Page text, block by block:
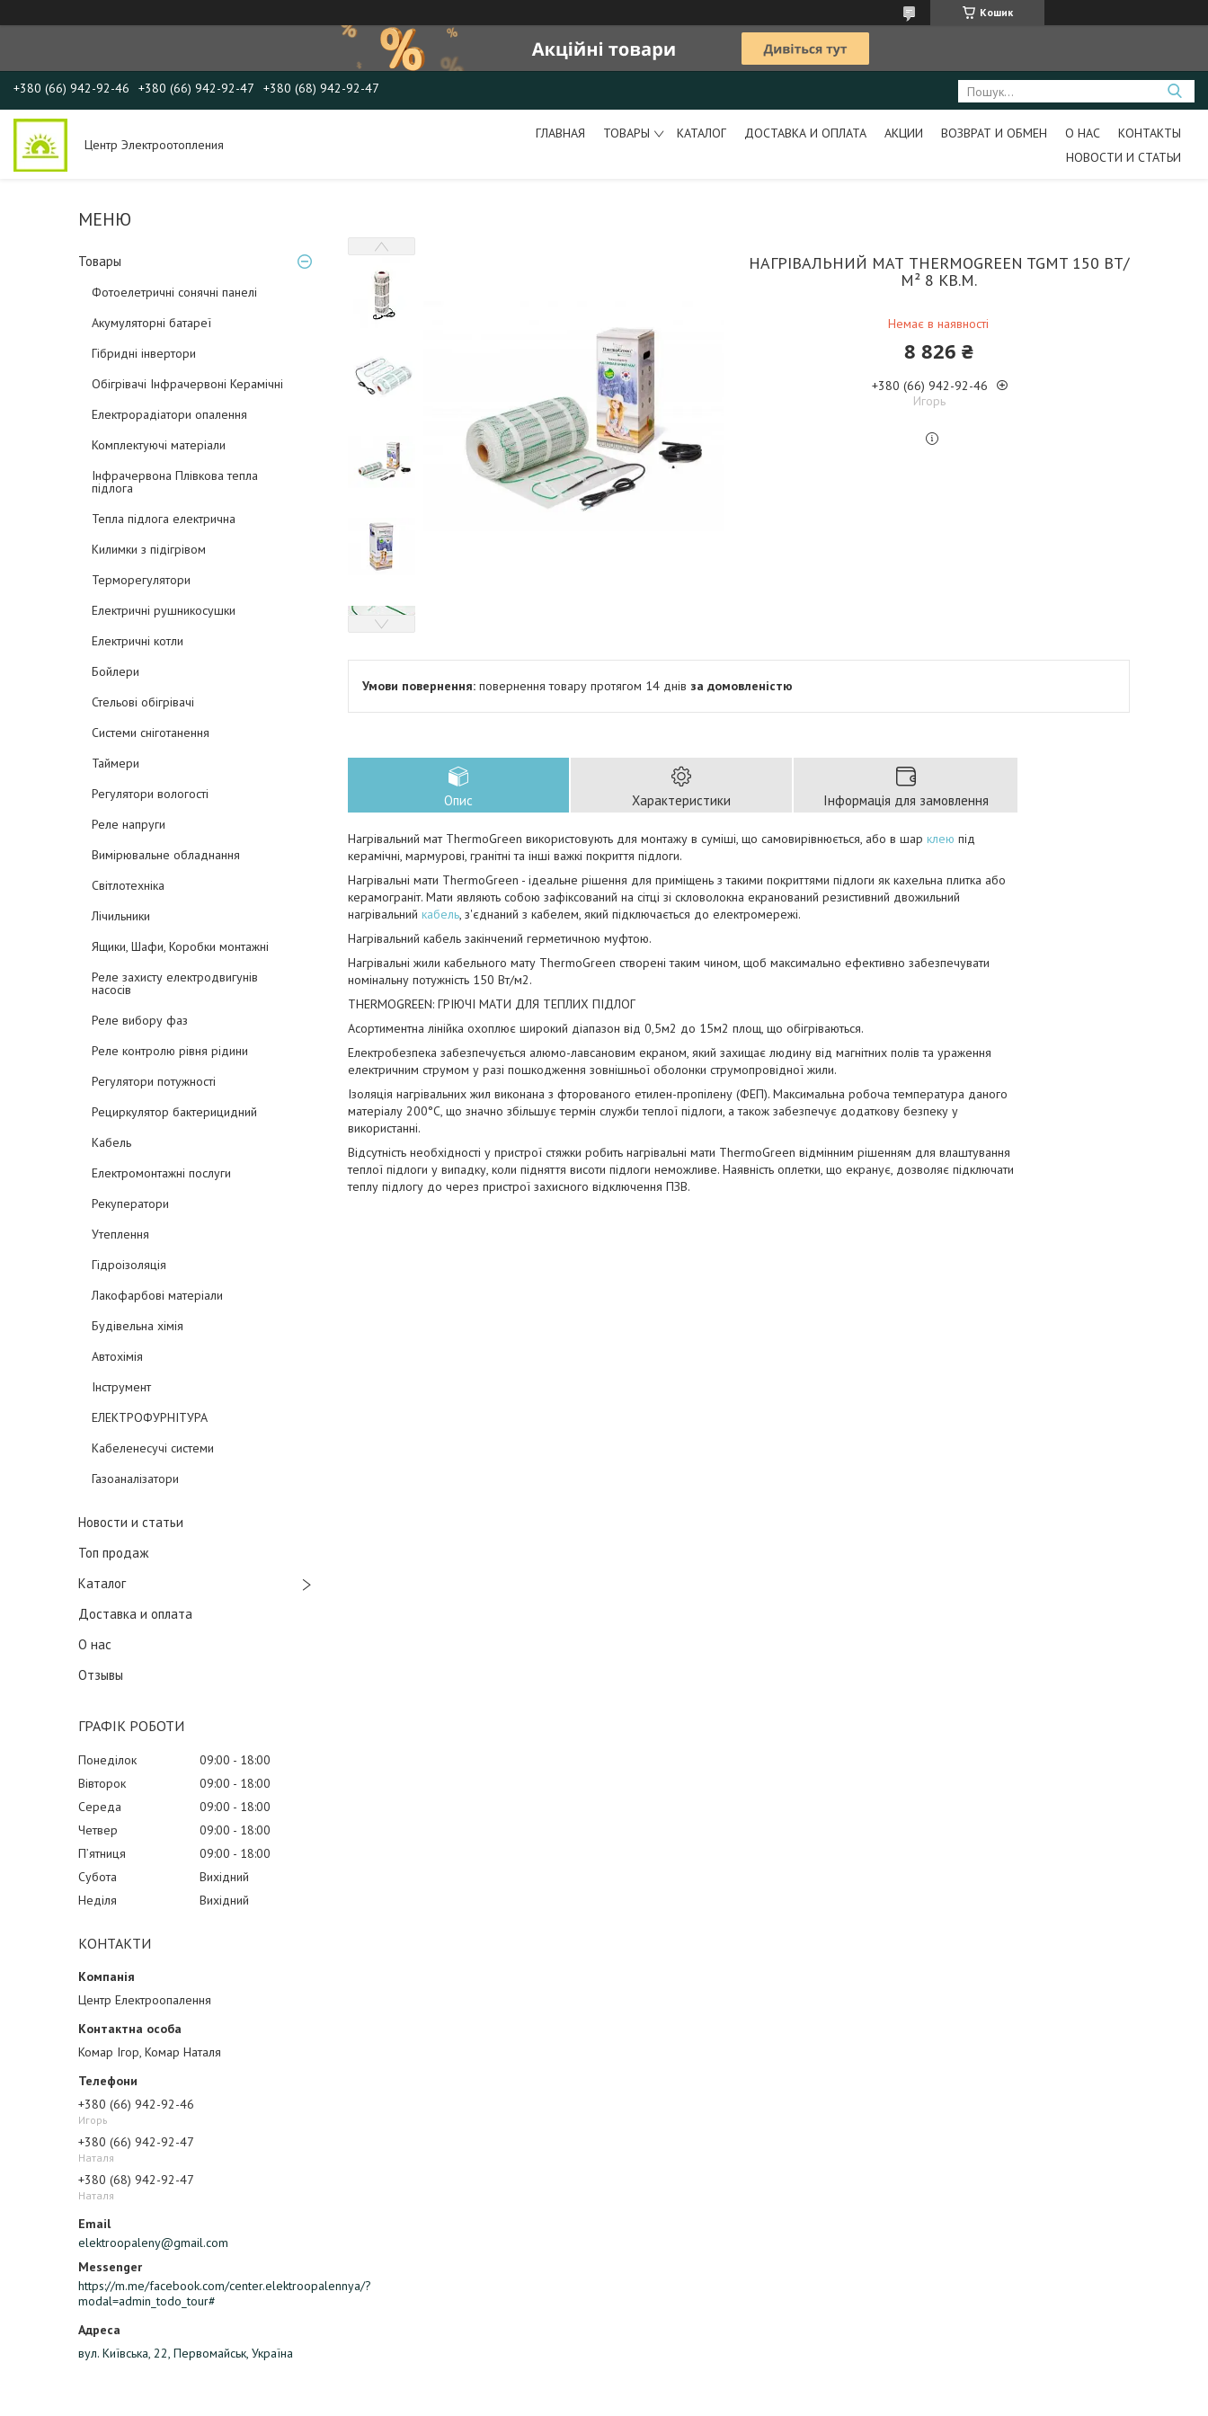
Кошик
+380 (66) 942-92-46 +380 (66) 942-92-47 +380 (68) 942-92-47
Центр Электроотопления
ГЛАВНАЯ ТОВАРЫ КАТАЛОГ ДОСТАВКА И ОПЛАТА АКЦИИ ВОЗВРАТ И ОБМЕН О НАС
КОНТАКТЫ
НОВОСТИ И СТАТЬИ
Товары
Фотоелетричні cонячні панелі
Акумуляторні батареї
Гібридні інвертори
Обігрівачі Інфрачервоні Керамічні
Електрорадіатори опалення
Комплектуючі матеріали
Інфрачервона Плівкова тепла
підлога
Тепла підлога електрична
Килимки з підігрівом
Терморегулятори
Електричні рушникосушки
Електричні котли
Бойлери
Стельові обігрівачі
Системи сніготанення
Таймери
Регулятори вологості
Реле напруги
Вимірювальне обладнання
Світлотехніка
Лічильники
Ящики, Шафи, Коробки монтажні
Реле захисту електродвигунів
насосів
Реле вибору фаз
Реле контролю рівня рідини
Регулятори потужності
Рециркулятор бактерицидний
Кабель
Електромонтажні послуги
Рекуператори
Утеплення
Гідроізоляція
Лакофарбові матеріали
Будівельна хімія
Автохімія
Інструмент
ЕЛЕКТРОФУРНІТУРА
Кабеленесучі системи
Газоаналізатори
Новости и статьи
Топ продаж
Каталог
Доставка и оплата
О нас
Отзывы
ГРАФІК РОБОТИ
Понеділок 09:00
18:00
Вівторок
09:00
18:00
Середа
09:00
18:00
Четвер
09:00
18:00
Пʼятниця
09:00
18:00
Субота
Вихідний
Неділя
Вихідний
КОНТАКТИ
Центр Електроопалення
Комар Ігор, Комар Наталя
+380 (66) 942-92-46
Игорь
+380 (66) 942-92-47
Наталя
+380 (68) 942-92-47
Наталя
elektroopaleny@gmail.com
https://m.me/facebook.com/center.elektroopalennya/?
modal=admin_todo_tour#
вул. Київська, 22, Первомайськ, Україна
НАГРІВАЛЬНИЙ МАТ THERMOGREEN TGMT 150 ВТ/
М² 8 КВ.М.
Немає в наявності
8 826 ₴
+380 (66) 942-92-46
Игорь
повернення товару протягом 14 днів за домовленістю
Опис Характеристики Інформація для замовлення
Нагрівальний мат ThermoGreen використовують для монтажу в суміші, що самовирівнюється, або в шар клею під
керамічні, мармурові, гранітні та інші важкі покриття підлоги.
Нагрівальні мати ThermoGreen - ідеальне рішення для приміщень з такими покриттями підлоги як кахельна плитка або
керамограніт. Мати являють собою зафіксований на сітці зі скловолокна екранований резистивний двожильний
нагрівальний кабель, з'єднаний з кабелем, який підключається до електромережі.
Нагрівальний кабель закінчений герметичною муфтою.
Нагрівальні жили кабельного мату ThermoGreen створені таким чином, щоб максимально ефективно забезпечувати
номінальну потужність 150 Вт/м2.
THERMOGREEN: ГРІЮЧІ МАТИ ДЛЯ ТЕПЛИХ ПІДЛОГ
Асортиментна лінійка охоплює широкий діапазон від 0,5м2 до 15м2 площ, що обігріваються.
Електробезпека забезпечується алюмо-лавсановим екраном, який захищає людину від магнітних полів та ураження
електричним струмом у разі пошкодження зовнішньої оболонки струмопровідної жили.
Ізоляція нагрівальних жил виконана з фторованого етилен-пропілену (ФЕП). Максимальна робоча температура даного
матеріалу 200°С, що значно збільшує термін служби теплої підлоги, а також забезпечує додаткову безпеку у
використанні.
Відсутність необхідності у пристрої стяжки робить нагрівальні мати ThermoGreen відмінним рішенням для влаштування
теплої підлоги у випадку, коли підняття висоти підлоги неможливе. Наявність оплетки, що екранує, дозволяє підключати
теплу підлогу до через пристрої захисного відключення ПЗВ.